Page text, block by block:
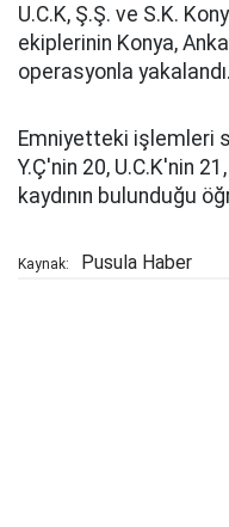
U.C.K, Ş.Ş. ve S.K.
ekiplerinin Konya,
operasyonla yakalandı.
Emniyetteki işlemleri
Y.Ç'nin 20, U.C.K'nin
kaydının bulunduğu
Kaynak: Pusula Haber